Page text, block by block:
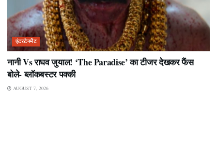
एंटरटेनमेंट
नानी Vs राघव जुयाल! ‘The Paradise’ का टीजर देखकर फैंस
बोले- ब्लॉकबस्टर पक्की
AUGUST 7, 2026